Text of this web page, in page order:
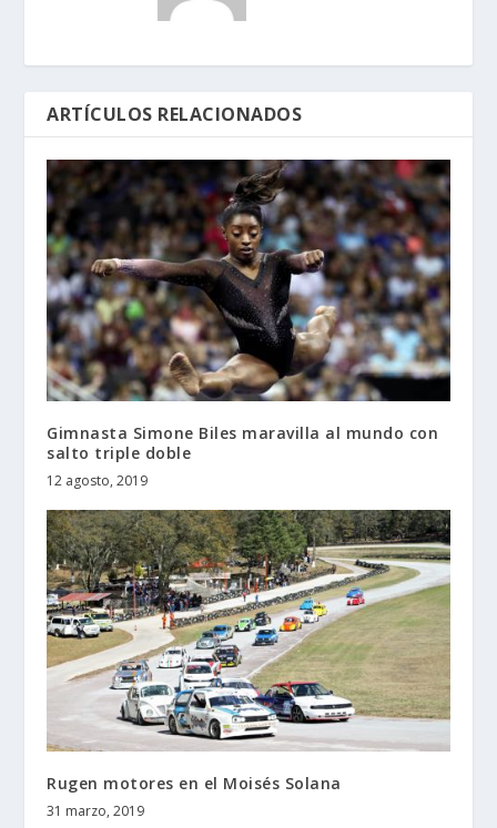
ARTÍCULOS RELACIONADOS
Gimnasta Simone Biles maravilla al mundo con
salto triple doble
12 agosto, 2019
Rugen motores en el Moisés Solana
31 marzo, 2019